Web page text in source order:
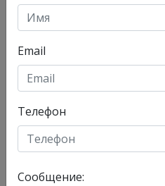
info@tlv.hospital
Главная
Email
Телефон
Сообщение: